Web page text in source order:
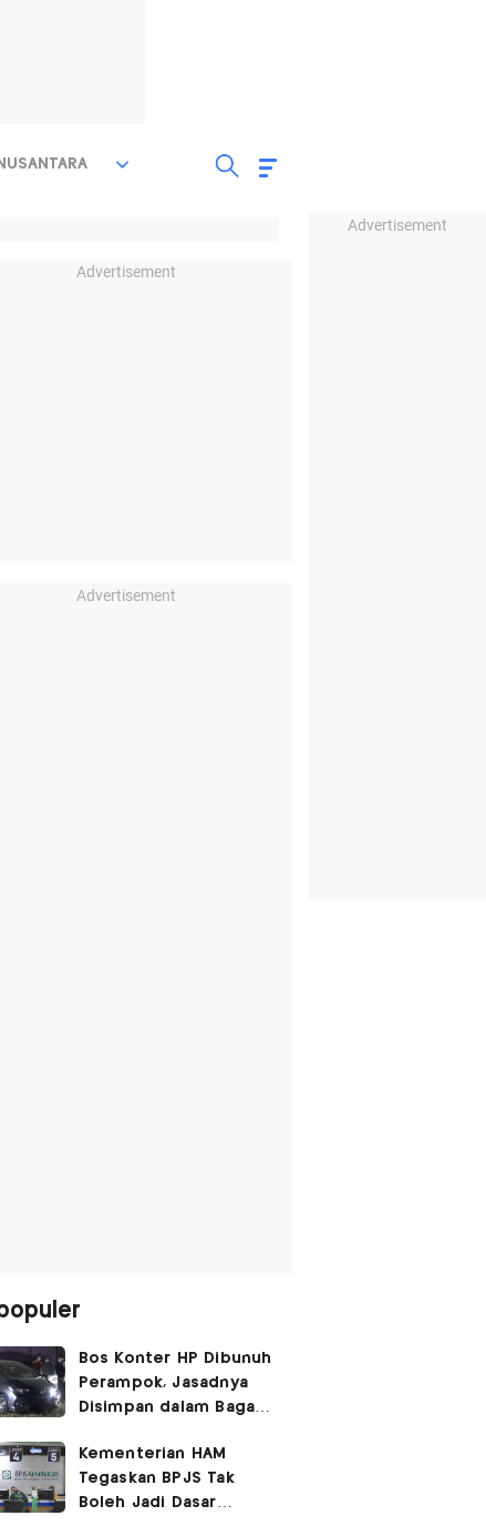
Advertisement
NUSANTARA
Advertisement
Advertisement
Bos Konter HP Dibunuh
Perampok, Jasadnya
Disimpan dalam Bagasi
Kementerian HAM
Tegaskan BPJS Tak
Boleh Jadi Dasar